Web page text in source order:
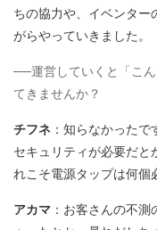
ちの協力や、イベンタ
がらやっていきました。
──運営していくと「こ
てきませんか？
チフネ ：知らなかった
セキュリティが必要だ
れこそ電源タップは何個
アカマ ：お客さんの不